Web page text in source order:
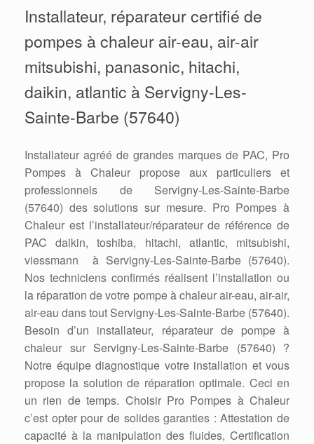
Installateur, réparateur certifié de
pompes à chaleur air-eau, air-air
mitsubishi, panasonic, hitachi,
daikin, atlantic à Servigny-Les-
Sainte-Barbe (57640)
Installateur agréé de grandes marques de PAC, Pro
Pompes à Chaleur propose aux particuliers et
professionnels de Servigny-Les-Sainte-Barbe
(57640) des solutions sur mesure. Pro Pompes à
Chaleur est l’installateur/réparateur de référence de
PAC daikin, toshiba, hitachi, atlantic, mitsubishi,
viessmann à Servigny-Les-Sainte-Barbe (57640).
Nos techniciens confirmés réalisent l’installation ou
la réparation de votre pompe à chaleur air-eau, air-air,
air-eau dans tout Servigny-Les-Sainte-Barbe (57640).
Besoin d’un installateur, réparateur de pompe à
chaleur sur Servigny-Les-Sainte-Barbe (57640) ?
Notre équipe diagnostique votre installation et vous
propose la solution de réparation optimale. Ceci en
un rien de temps. Choisir Pro Pompes à Chaleur
c’est opter pour de solides garanties : Attestation de
capacité à la manipulation des fluides, Certification